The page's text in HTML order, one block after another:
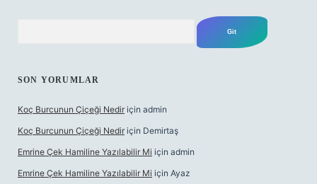
SON YORUMLAR
Koç Burcunun Çiçeği Nedir için admin
Koç Burcunun Çiçeği Nedir için Demirtaş
Emrine Çek Hamiline Yazılabilir Mi için admin
Emrine Çek Hamiline Yazılabilir Mi için Ayaz